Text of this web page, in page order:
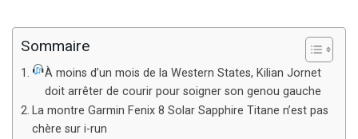
Sommaire
À moins d’un mois de la Western States, Kilian Jornet
doit arrêter de courir pour soigner son genou gauche
La montre Garmin Fenix 8 Solar Sapphire Titane n’est pas
chère sur i-run